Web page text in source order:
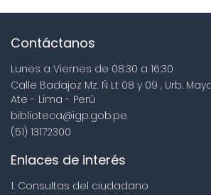
Contáctanos
Lunes a Viernes de 08:30 a 16:30
Calle Badajoz Mz. Ñ Lt 08 y 09 , Urb.
Ate - Lima - Perú
biblioteca@igp.gob.pe
(51) 13172300
Enlaces de interés
1. Consultas del ciudadano